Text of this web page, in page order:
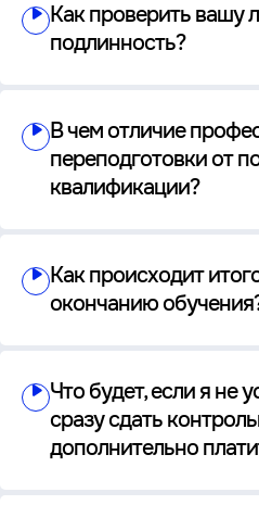
Как проверить вашу
подлинность?
В чем отличие
переподготовки от
квалификации?
Как происходит
окончанию
Что будет, если я не
сразу сдать
дополнительно